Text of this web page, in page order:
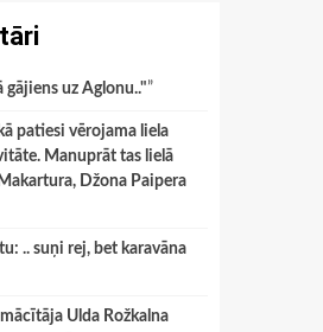
gājiens uz Aglonu.."”
patiesi vērojama liela
Manuprāt tas lielā
Džona Paipera
.. suņi rej, bet karavāna
Ulda Rožkalna